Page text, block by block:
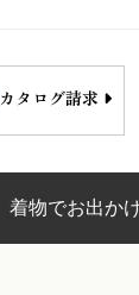
カタログ請求
着物でお出か